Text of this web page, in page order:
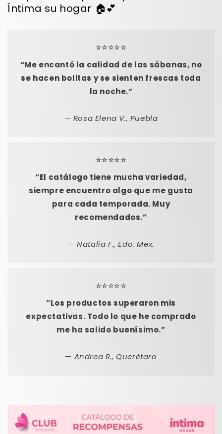
Íntima su hogar 🏠💕
⭐️⭐️⭐️⭐️⭐️
“Me encantó la calidad de las sábanas, no
se hacen bolitas y se sienten frescas toda
la noche.”
— Rosa Elena V., Puebla
⭐️⭐️⭐️⭐️⭐️
“El catálogo tiene mucha variedad,
siempre encuentro algo que me gusta
para cada temporada. Muy
recomendados.”
—Natalia F., Edo. Mex.
⭐️⭐️⭐️⭐️⭐️
“Los productos superaron mis
expectativas. Todo lo que he comprado
me ha salido buenísimo.”
— Andrea R., Querétaro